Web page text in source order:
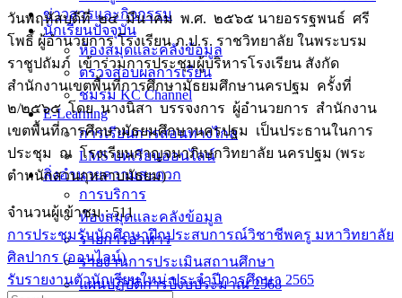
ข่าวสารและกิจกรรม
นักเรียนปัจจุบัน
ห้องสมุดและคลังข้อมูล
ตรวจสอบผลการเรียน
ชมรม KC Channel
E-Learning
การเรียนการสอนทางไกล
LMS บทเรียนออนไลน์
สิ่งอำนวยความสะดวก
การบริการ
ห้องสมุดและคลังข้อมูล
รายการอาหาร
รายงานการประเมินสถานศึกษา
แผนปฏิบัติการปีงบประมาณ 2568
วันพฤหัสบดีที่ ๒๔ มีนาคม พ.ศ. ๒๕๖๕ นายอรรฐพนธ์ ศรี
โพธิ์ ผู้อำนวยการ โรงเรียน ภ.ป.ร. ราชวิทยาลัย ในพระบรม
ราชูปถัมภ์ เข้าร่วมการประชุมผู้บริหารโรงเรียน สังกัด
สำนักงานเขตพื้นที่การศึกษามัธยมศึกษานครปฐม ครั้งที่
๒/๒๕๖๕ โดย นางนิสา บรรจงการ ผู้อำนวยการ สำนักงาน
เขตพื้นที่การศึกษามัธยมศึกษานครปฐม เป็นประธานในการ
ประชุม ณ โรงเรียนกาญจนาภิเษกวิทยาลัย นครปฐม (พระ
ตำหนักสวนกุหลาบมัธยม)
จำนวนผู้เข้าชม :511
การประชุมรับนักศึกษาฝึกประสบการณ์วิชาชีพครู มหาวิทยาลัย
ศิลปากร (ออนไลน์)
รับรายงานตัวนักเรียนใหม่ ประจำปีการศึกษา 2565